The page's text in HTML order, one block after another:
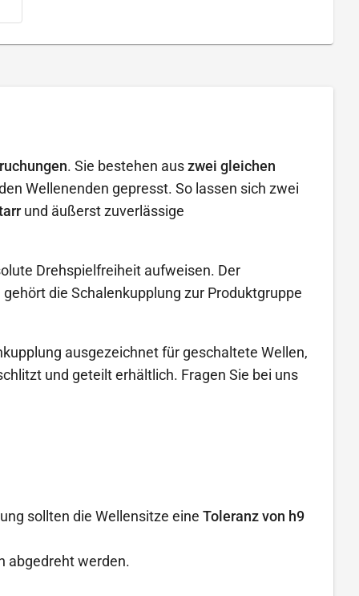
. Sie bestehen auszwei gleichen
Wellenenden gepresst. So lassen sich zwei
und äußerst zuverlässige
Drehspielfreiheit aufweisen. Der
die Schalenkupplung zur Produktgruppe
ausgezeichnet für geschaltete Wellen,
und geteilt erhältlich. Fragen Sie bei uns
sollten die Wellensitze eine Toleranz von h9
abgedreht werden.